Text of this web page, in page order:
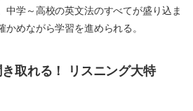
中学～高校の英文法のすべてが盛り込ま
めながら学習を進められる。
き取れる！ リスニング大特